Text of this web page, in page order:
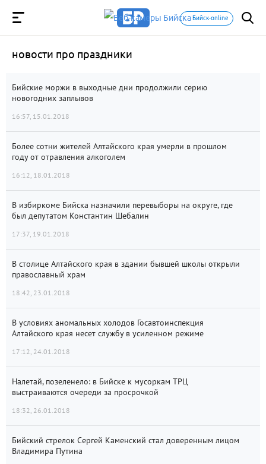
Бийск-online
новости про праздники
Бийские моржи в выходные дни продолжили серию
новогодних заплывов
16:57, 15.01.2018
Более сотни жителей Алтайского края умерли в прошлом
году от отравления алкоголем
16:12, 18.01.2018
В избиркоме Бийска назначили перевыборы на округе, где
был депутатом Константин Шебалин
17:37, 19.01.2018
В столице Алтайского края в здании бывшей школы открыли
православный храм
18:42, 23.01.2018
В условиях аномальных холодов Госавтоинспекция
Алтайского края несет службу в усиленном режиме
17:12, 24.01.2018
Налетай, позеленело: в Бийске к мусоркам ТРЦ
выстраиваются очереди за просрочкой
18:32, 26.01.2018
Бийский стрелок Сергей Каменский стал доверенным лицом
Владимира Путина